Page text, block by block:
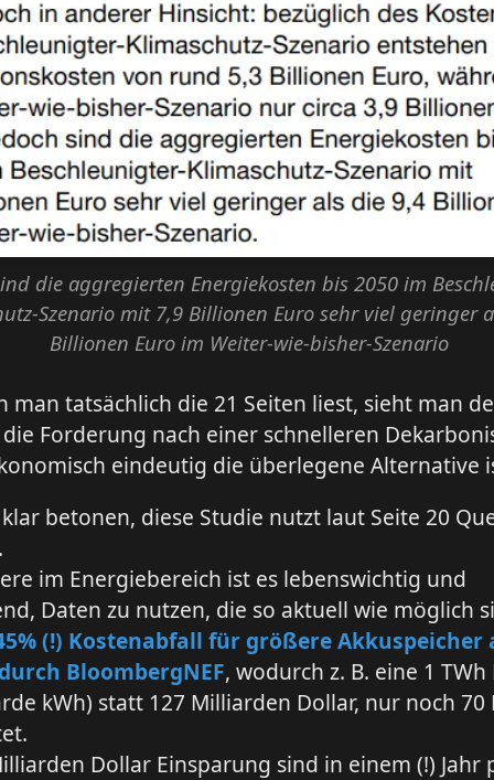
die aggregierten Energiekosten bis 2050 im
Szenario mit 7,9 Billionen Euro sehr viel geringer
Billionen Euro im Weiter-wie-bisher-Szenario
man tatsächlich die 21 Seiten liest, sieht man
Forderung nach einer schnelleren
eindeutig die überlegene Alternative
betonen, diese Studie nutzt laut Seite 20
im Energiebereich ist es lebenswichtig und
Daten zu nutzen, die so aktuell wie möglich
(!) Kostenabfall für größere Akkuspeicher
BloombergNEF, wodurch z. B. eine 1
kWh) statt 127 Milliarden Dollar, nur noch
Dollar Einsparung sind in einem (!) Jahr